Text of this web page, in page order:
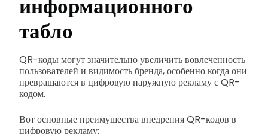
табло
QR-коды могут значительно увеличить вовлеченность
пользователей и видимость бренда, особенно когда они
превращаются в цифровую наружную рекламу с QR-
кодом.
Вот основные преимущества внедрения QR-кодов в
цифровую рекламу: